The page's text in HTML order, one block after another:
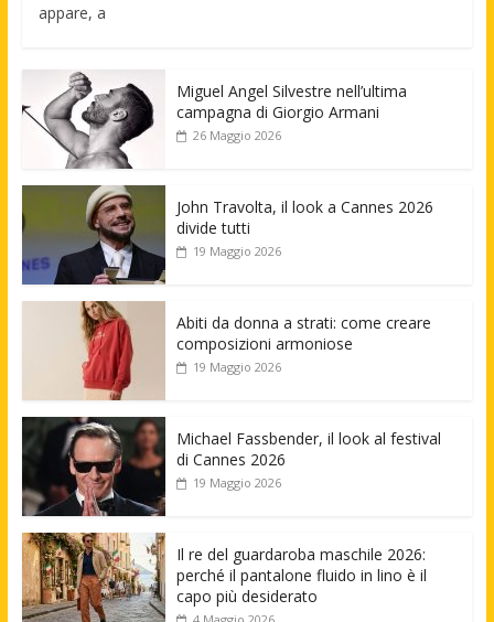
appare, a
Miguel Angel Silvestre nell’ultima
campagna di Giorgio Armani
26 Maggio 2026
John Travolta, il look a Cannes 2026
divide tutti
19 Maggio 2026
Abiti da donna a strati: come creare
composizioni armoniose
19 Maggio 2026
Michael Fassbender, il look al festival
di Cannes 2026
19 Maggio 2026
Il re del guardaroba maschile 2026:
perché il pantalone fluido in lino è il
capo più desiderato